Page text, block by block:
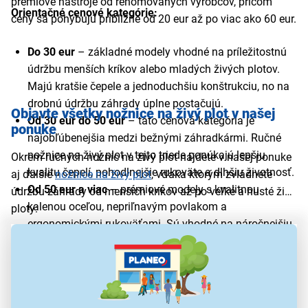
ceny sa pohybujú približne od 20 eur až po viac ako 60 eur.
Orientačné cenové kategórie:
Do 30 eur – základné modely vhodné na príležitostnú
údržbu menších kríkov alebo mladých živých plotov.
Majú kratšie čepele a jednoduchšiu konštrukciu, no na
drobnú údržbu záhrady úplne postačujú.
Od 30 eur do 50 eur– táto cenová kategória je
najobľúbenejšia medzi bežnými záhradkármi. Ručné
nožnice na živý plot v tejto triede ponúkajú lepšiu
kvalitu čepelí, pohodlnejšie rukoväte a dlhšiu životnosť.
Od 50 eur a viac– prémiové modely s kvalitnou
kalenou oceľou, nepriľnavým povlakom a
ergonomickými rukoväťami. Sú vhodné na náročnejšiu
a častejšiu prácu, dlhé živé ploty aj hustejší porast.
Objavte všetky nožnice na živý plot v našej
ponuke
Okrem ručných nožníc na živý plot nájdete v našej ponuke
aj ďalšienožnice na živý plot, vďaka ktorým zvládnete
údržbu záhrady od menších kríkov až po veľké a husté živé
ploty:
Elektrické nožnice na živý plot
Benzínové nožnice na živý plot
Teleskopické nožnice na živý plot
Fieldmann nožnice na živý plot
Ručné nožnice na živý plot si môžete pohodlne objednať